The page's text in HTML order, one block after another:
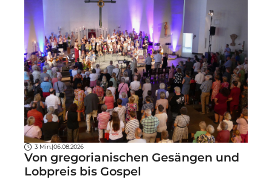
3 Min. |06.08.2026
Von gregorianischen Gesängen und
Lobpreis bis Gospel